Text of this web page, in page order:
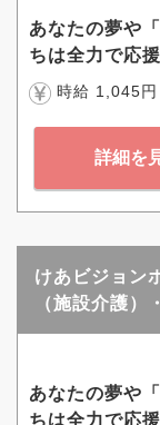
あなたの夢や
ちは全力で応
時給 1,045
詳細を
けあビジョン
（施設介護）
あなたの夢や
ちは全力で応